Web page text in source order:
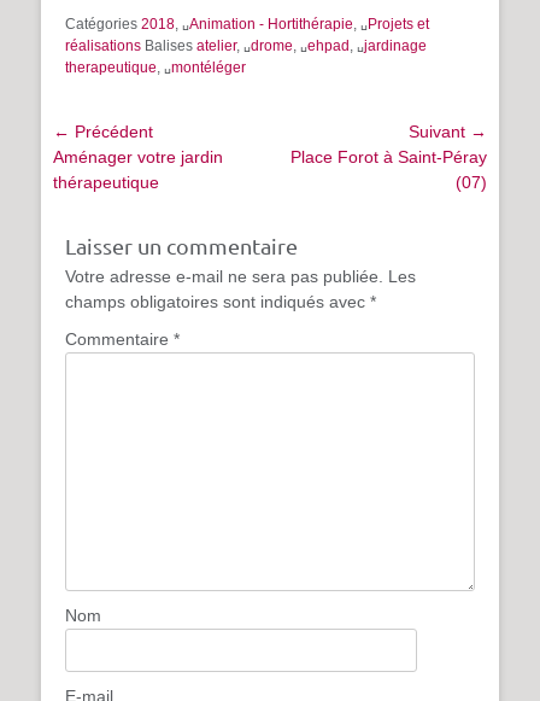
Catégories 2018, ␣Animation - Hortithérapie, ␣Projets et
réalisations Balises atelier, ␣drome, ␣ehpad , ␣jardinage
therapeutique, ␣montéléger
Navigation
de
l’article
← Précédent
Article
précédent :
Aménager votre jardin
thérapeutique
Suivant →
Article
Place Forot à Saint-Péray
(07)
Laisser un commentaire
Votre adresse e-mail ne sera pas publiée.
Les
champs obligatoires sont indiqués avec *
Commentaire *
Nom
E-mail